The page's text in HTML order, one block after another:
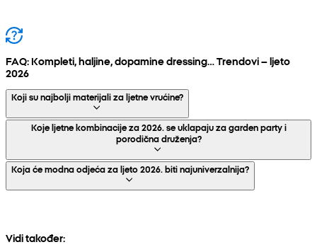
FAQ: Kompleti, haljine, dopamine dressing… Trendovi – ljeto
2026
Koji su najbolji materijali za ljetne vrućine?
Koje ljetne kombinacije za 2026. se uklapaju za garden party i
porodična druženja?
Koja će modna odjeća za ljeto 2026. biti najuniverzalnija?
Vidi također: